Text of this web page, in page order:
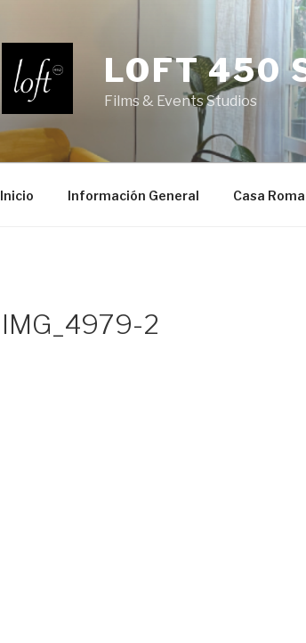
LOFT 450
Films & Events Studios
Inicio Información General Casa Roma
IMG_4979-2